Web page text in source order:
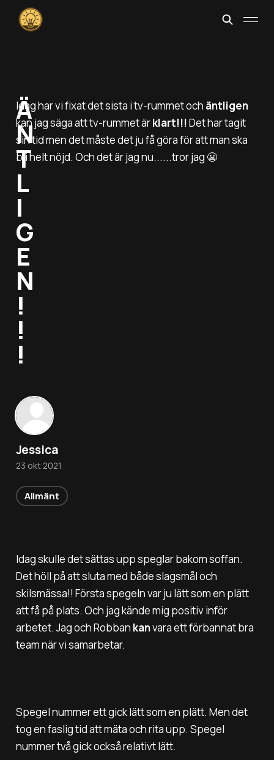
Idag har vi fixat det sista i tv-rummet och äntligen
kan jag säga att tv-rummet ärklart!!!Det har tagit
sin tid men det måste det ju få göra för att man ska
bli helt nöjd. Och det är jag nu......tror jag 😬
Idag skulle det sättas upp speglar bakom soffan.
Det höll på att sluta med både slagsmål och
skilsmässa!! Första spegeln var ju lätt som en plätt
att få på plats. Och jag kände mig positiv inför
arbetet. Jag och Robban kanvara ett förbannat bra
team när vi samarbetar.
Spegel nummer ett gick lätt som en plätt. Men det
tog en faslig tid att mäta och rita upp. Spegel
nummer två gick också relativt lätt.
Ä
N
T
L
I
G
E
N
!
!
!
Jessica
23 okt 2021
Allmänt